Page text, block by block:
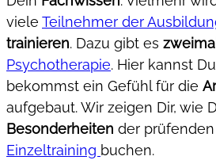
viele Teilnehmer der
trainieren. Dazu gibt es
Psychotherapie. Hier kannst
bekommst ein Gefühl für die
aufgebaut. Wir zeigen Dir,
Besonderheiten der prüfenden
Einzeltraining buchen.